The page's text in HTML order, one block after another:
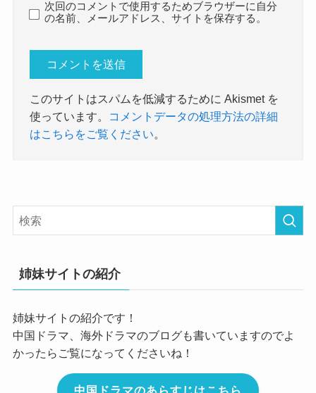
次回のコメントで使用するためブラウザーに自分
の名前、メールアドレス、サイトを保存する。
このサイトはスパムを低減するために Akismet を
使っています。
コメントデータの処理方法の詳細
はこちらをご覧ください。
姉妹サイトの紹介
姉妹サイトの紹介です！
中国ドラマ、海外ドラマのブログも書いていますのでよ
かったらご覧になってくださいね！